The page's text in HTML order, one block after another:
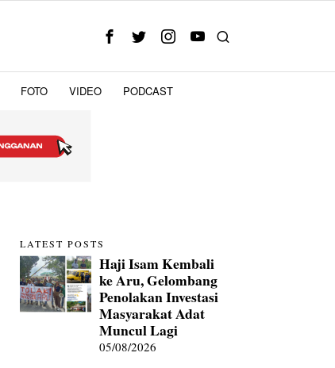
FOTO VIDEO PODCAST
LATEST POSTS
Haji Isam Kembali
ke Aru, Gelombang
Penolakan Investasi
Masyarakat Adat
Muncul Lagi
05/08/2026